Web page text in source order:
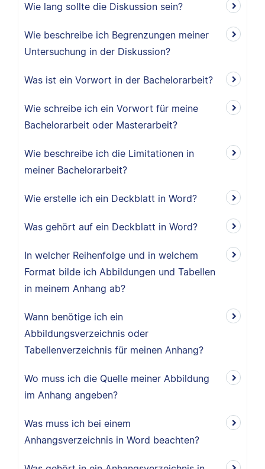
Wie lang sollte die Diskussion sein?
Wie beschreibe ich Begrenzungen meiner
Untersuchung in der Diskussion?
Was ist ein Vorwort in der Bachelorarbeit?
Wie schreibe ich ein Vorwort für meine
Bachelorarbeit oder Masterarbeit?
Wie beschreibe ich die Limitationen in
meiner Bachelorarbeit?
Wie erstelle ich ein Deckblatt in Word?
Was gehört auf ein Deckblatt in Word?
In welcher Reihenfolge und in welchem
Format bilde ich Abbildungen und Tabellen
in meinem Anhang ab?
Wann benötige ich ein
Abbildungsverzeichnis oder
Tabellenverzeichnis für meinen Anhang?
Wo muss ich die Quelle meiner Abbildung
im Anhang angeben?
Was muss ich bei einem
Anhangsverzeichnis in Word beachten?